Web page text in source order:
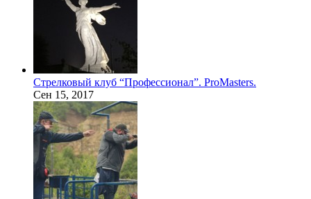
Стрелковый клуб “Профессионал”. ProMasters.
Сен 15, 2017